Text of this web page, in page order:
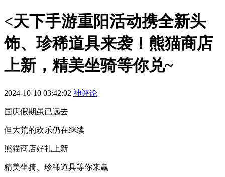
<天下手游重阳活动携全新头
饰、珍稀道具来袭！熊猫商店
上新，精美坐骑等你兑~
2024-10-10 03:42:02 神评论
国庆假期虽已远去
但大荒的欢乐仍在继续
熊猫商店好礼上新
精美坐骑、珍稀道具等你来赢